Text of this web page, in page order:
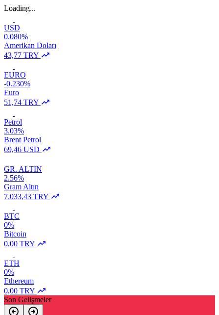
Loading...
USD
0.080%
Amerikan Doları
43,77 TRY
EURO
-0.230%
Euro
51,74 TRY
Petrol
3.03%
Brent Petrol
69,46 USD
GR. ALTIN
2.56%
Gram Altın
7.033,43 TRY
BTC
0%
Bitcoin
0,00 TRY
ETH
0%
Ethereum
0,00 TRY
Son Gelişmeler